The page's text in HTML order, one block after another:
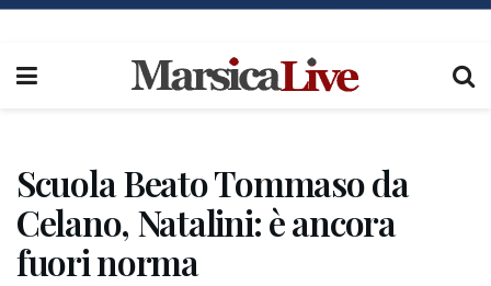
Scuola Beato Tommaso da
Celano, Natalini: è ancora
fuori norma